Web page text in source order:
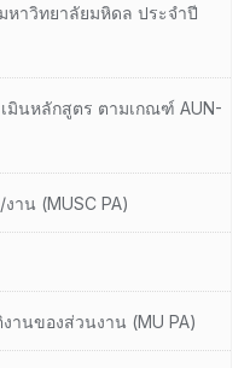
าวิทยาลัยมหิดล ประจำปี
มินหลักสูตร ตามเกณฑ์ AUN-
าน (MUSC PA)
นของส่วนงาน (MU PA)